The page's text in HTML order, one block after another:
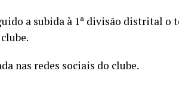
a subida à 1ª divisão distrital o
nas redes sociais do clube.